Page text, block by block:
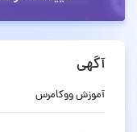
آگهی
آموزش ووکامرس